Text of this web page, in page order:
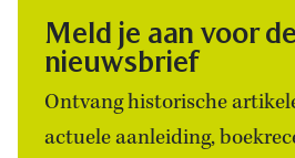
Meld je aan voor de
nieuwsbrief
Ontvang historische
actuele aanleiding,